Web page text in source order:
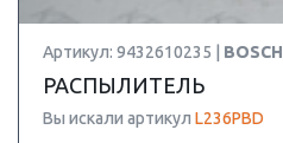
Артикул: 9432610235 | BOSCH
РАСПЫЛИТЕЛЬ
Вы искали артикул L236PBD